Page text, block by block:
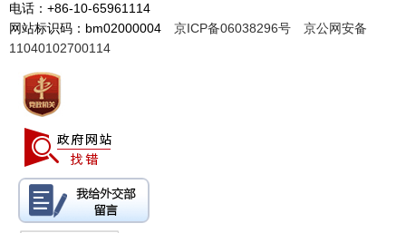
电话：+86-10-65961114
网站标识码：bm02000004 京ICP备06038296号
京公网安备
11040102700114